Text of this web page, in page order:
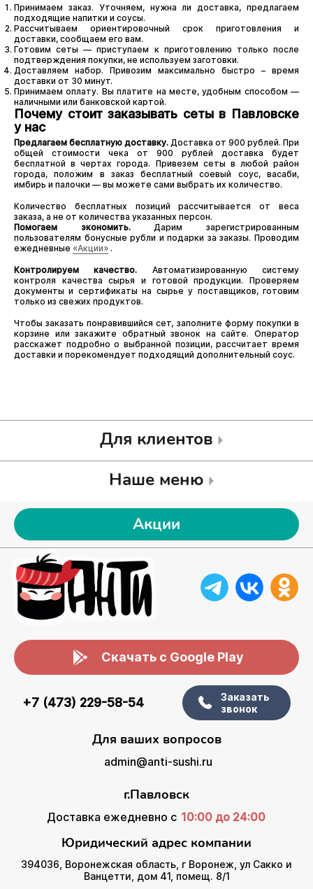
Принимаем заказ. Уточняем, нужна ли доставка, предлагаем
подходящие напитки и соусы.
Рассчитываем ориентировочный срок приготовления и
доставки, сообщаем его вам.
Готовим сеты — приступаем к приготовлению только после
подтверждения покупки, не используем заготовки.
Доставляем набор. Привозим максимально быстро – время
доставки от 30 минут.
Принимаем оплату. Вы платите на месте, удобным способом —
наличными или банковской картой.
Почему стоит заказывать сеты в Павловске
у нас
Предлагаем бесплатную доставку. Доставка от 900 рублей. При
общей стоимости чека от 900 рублей доставка будет
бесплатной в чертах города. Привезем сеты в любой район
города, положим в заказ бесплатный соевый соус, васаби,
имбирь и палочки — вы можете сами выбрать их количество.
Количество бесплатных позиций рассчитывается от веса
заказа, а не от количества указанных персон.
Помогаем экономить.Дарим зарегистрированным
пользователям бонусные рубли и подарки за заказы. Проводим
ежедневные «Акции» .
Контролируем качество. Автоматизированную систему
контроля качества сырья и готовой продукции. Проверяем
документы и сертификаты на сырье у поставщиков, готовим
только из свежих продуктов.
Чтобы заказать понравившийся сет, заполните форму покупки в
корзине или закажите обратный звонок на сайте. Оператор
расскажет подробно о выбранной позиции, рассчитает время
доставки и порекомендует подходящий дополнительный соус.
Для клиентов
Наше меню
Акции
Скачать с Google Play
+7 (473) 229-58-54
Заказать
звонок
Для ваших вопросов
admin@anti-sushi.ru
г.Павловск
Доставка ежедневно с 10:00 до 24:00
Юридический адрес компании
394036, Воронежская область, г Воронеж, ул Сакко и
Ванцетти, дом 41, помещ. 8/1